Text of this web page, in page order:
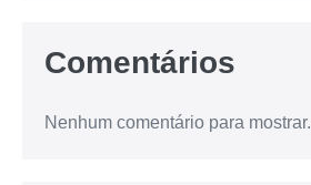
Comentários
Nenhum comentário para mostrar.